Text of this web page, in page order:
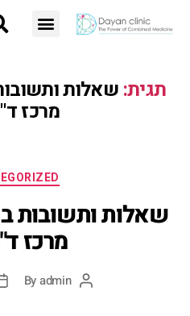
תגית: שאלות
מרכז
שאלות ותשובות
מרכז
Byadmin